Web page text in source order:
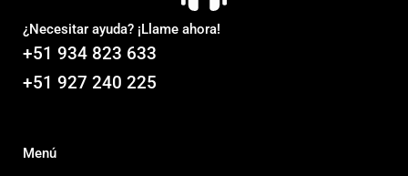
¿Necesitar ayuda? ¡Llame ahora!
+51 934 823 633
+51 927 240 225
Menú